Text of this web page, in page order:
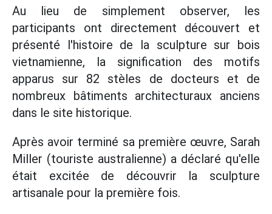
Au lieu de simplement observer, les
participants ont directement découvert et
présenté l'histoire de la sculpture sur bois
vietnamienne, la signification des motifs
apparus sur 82 stèles de docteurs et de
nombreux bâtiments architecturaux anciens
dans le site historique.
Après avoir terminé sa première œuvre, Sarah
Miller (touriste australienne) a déclaré qu'elle
était excitée de découvrir la sculpture
artisanale pour la première fois.